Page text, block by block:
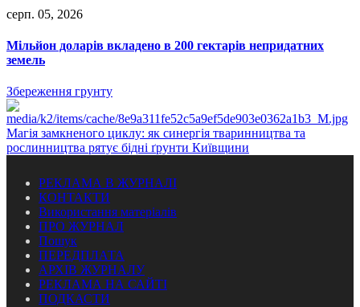
серп. 05, 2026
Мільйон доларів вкладено в 200 гектарів непридатних
земель
Збереження грунту
Магія замкненого циклу: як синергія тваринництва та
рослинництва рятує бідні ґрунти Київщини
РЕКЛАМА В ЖУРНАЛІ
КОНТАКТИ
Використання матеріалів
ПРО ЖУРНАЛ
Пошук
ПЕРЕДПЛАТА
АРХІВ ЖУРНАЛУ
РЕКЛАМА НА САЙТІ
ПОДКАСТИ